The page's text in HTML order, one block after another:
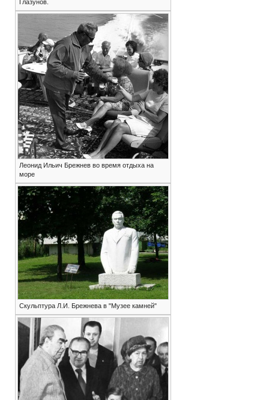
Глазунов.
Леонид Ильич Брежнев во время отдыха на
море
Скульптура Л.И. Брежнева в "Музее камней"